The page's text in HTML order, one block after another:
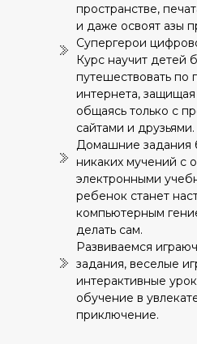
пространстве,
и даже освоят азы
Супергерои
Курс научит детей
путешествовать по
интернета,
общаясь только с
сайтами и друзьями.
Домашние задания
никаких мучений с
электронными
ребенок станет
компьютерным
делать сам.
Развиваемся
задания, веселые
интерактивные
обучение в
приключение.